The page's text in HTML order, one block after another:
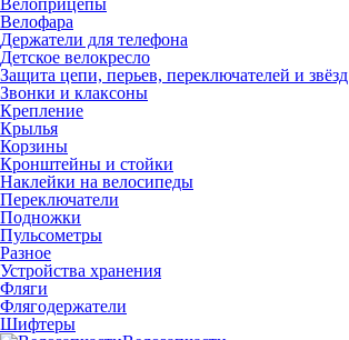
Велоприцепы
Велофара
Держатели для телефона
Детское велокресло
Защита цепи, перьев, переключателей и звёзд
Звонки и клаксоны
Крепление
Крылья
Корзины
Кронштейны и стойки
Наклейки на велосипеды
Переключатели
Подножки
Пульсометры
Разное
Устройства хранения
Фляги
Флягодержатели
Шифтеры